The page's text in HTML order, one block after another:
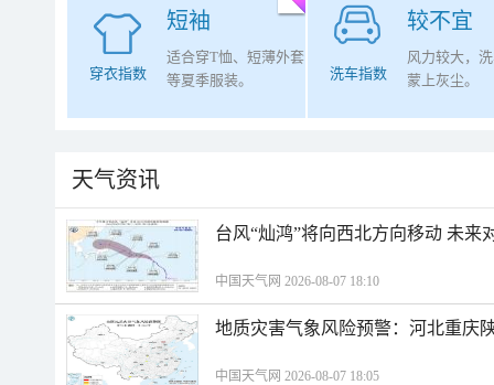
短袖
穿衣指数
适合穿T恤、短薄外套
等夏季服装。
较不宜
洗车指数
风力较大，
蒙上灰尘。
天气资讯
台风“灿鸿”将向西北方向移动 未来
中国天气网 2026-08-07 18:10
地质灾害气象风险预警：河北重庆
中国天气网 2026-08-07 18:05